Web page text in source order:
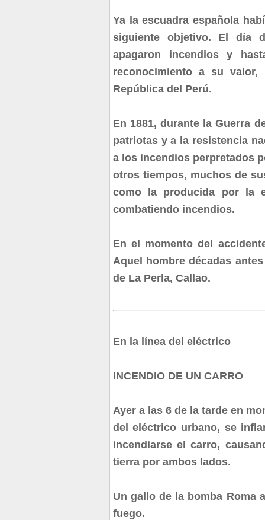
Ya la escuadra española
siguiente objetivo. El día
apagaron incendios y
reconocimiento a su
República del Perú.
En 1881, durante la Guerra
patriotas y a la resistencia
a los incendios perpretados
otros tiempos, muchos de
como la producida por la
combatiendo incendios.
En el momento del
Aquel hombre décadas
de La Perla, Callao.
En la línea del eléctrico
INCENDIO DE UN CARRO
Ayer a las 6 de la tarde en
del eléctrico urbano, se
incendiarse el carro,
tierra por ambos lados.
Un gallo de la bomba Roma
fuego.